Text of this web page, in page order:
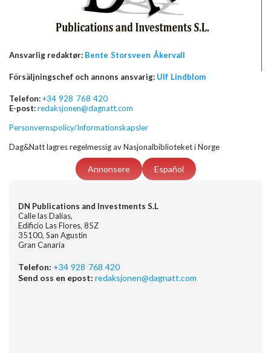
Ansvarlig redaktør: Bente Storsveen Åkervall
Försäljningschef och annons ansvarig: Ulf Lindblom
Telefon:+34 928 768 420
E-post:redaksjonen@dagnatt.com
Personvernspolicy/Informationskapsler
Dag&Natt lagres regelmessig av Nasjonalbiblioteket i Norge
Annonsere Español
DN Publications and Investments S.L
Calle las Dalias,
Edificio Las Flores, 85Z
35100, San Agustin
Gran Canaria
Telefon: +34 928 768 420
Send oss en epost: redaksjonen@dagnatt.com